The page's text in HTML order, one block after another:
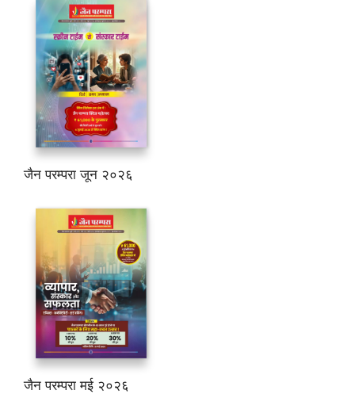
जैन परम्परा जून २०२६
जैन परम्परा मई २०२६